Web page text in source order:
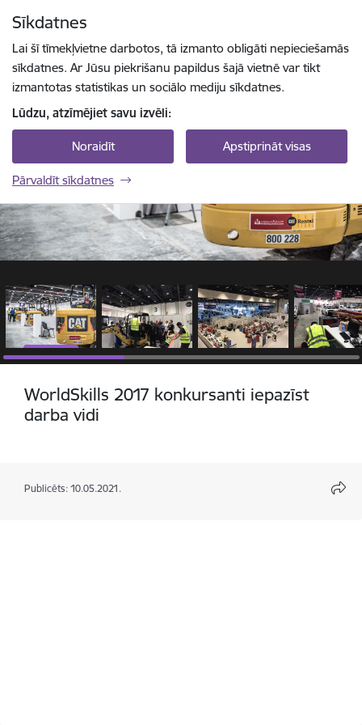
Sīkdatnes
Lai šī tīmekļvietne darbotos, tā izmanto obligāti nepieciešamās
sīkdatnes. Ar Jūsu piekrišanu papildus šajā vietnē var tikt
izmantotas statistikas un sociālo mediju sīkdatnes.
Lūdzu, atzīmējiet savu izvēli:
Noraidīt Apstiprināt visas
Pārvaldīt sīkdatnes
1 / 11
WorldSkills 2017 konkursanti iepazīst
darba vidi
Publicēts: 10.05.2021.